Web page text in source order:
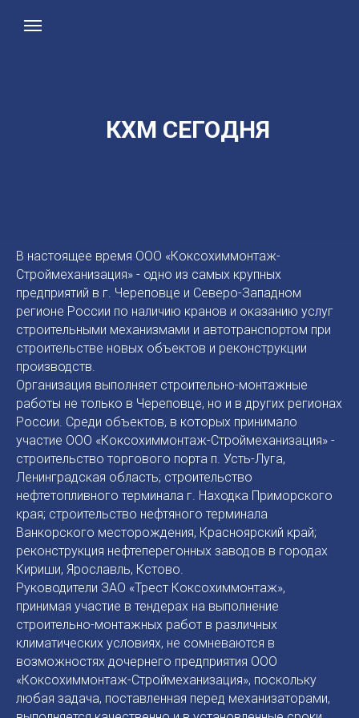
КХМ СЕГОДНЯ
В настоящее время ООО «Коксохиммонтаж-
Строймеханизация» - одно из самых крупных
предприятий в г. Череповце и Северо-Западном
регионе России по наличию кранов и оказанию услуг
строительными механизмами и автотранспортом при
строительстве новых объектов и реконструкции
производств.
Организация выполняет строительно-монтажные
работы не только в Череповце, но и в других регионах
России. Среди объектов, в которых принимало
участие ООО «Коксохиммонтаж-Строймеханизация» -
строительство торгового порта п. Усть-Луга,
Ленинградская область; строительство
нефтетопливного терминала г. Находка Приморского
края; строительство нефтяного терминала
Ванкорского месторождения, Красноярский край;
реконструкция нефтеперегонных заводов в городах
Кириши, Ярославль, Кстово.
Руководители ЗАО «Трест Коксохиммонтаж»,
принимая участие в тендерах на выполнение
строительно-монтажных работ в различных
климатических условиях, не сомневаются в
возможностях дочернего предприятия ООО
«Коксохиммонтаж-Строймеханизация», поскольку
любая задача, поставленная перед механизаторами,